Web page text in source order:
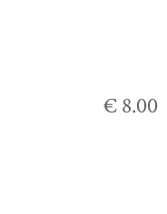
€ 8.00